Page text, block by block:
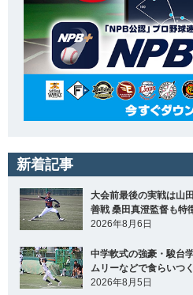
新着記事
大会前最後の実戦は山
善戦 桑田真澄監督も特
2026年8月6日
中学軟式の強豪・駿台
ムリーなどで食らいつく
2026年8月5日